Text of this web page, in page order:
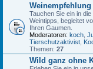
Weinempfehlung
Tauchen Sie ein in
Weintipps, begleitet
Ihren Gaumen.
Moderatoren: koch
Tierschutzaktivist
Themen: 27
Wild ganz ohne